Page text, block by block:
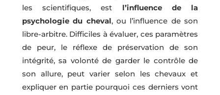
les scientifiques, est l’influence de la
psychologie du cheval, ou l’influence de son
libre-arbitre. Difficiles à évaluer, ces paramètres
de peur, le réflexe de préservation de son
intégrité, sa volonté de garder le contrôle de
son allure, peut varier selon les chevaux et
expliquer en partie pourquoi ces derniers vont